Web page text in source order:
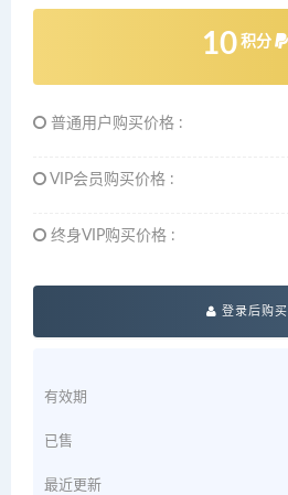
10 积分
普通用户购买价格 :
VIP会员购买价格 :
终身VIP购买价格 :
登录后购买
有效期
已售
最近更新